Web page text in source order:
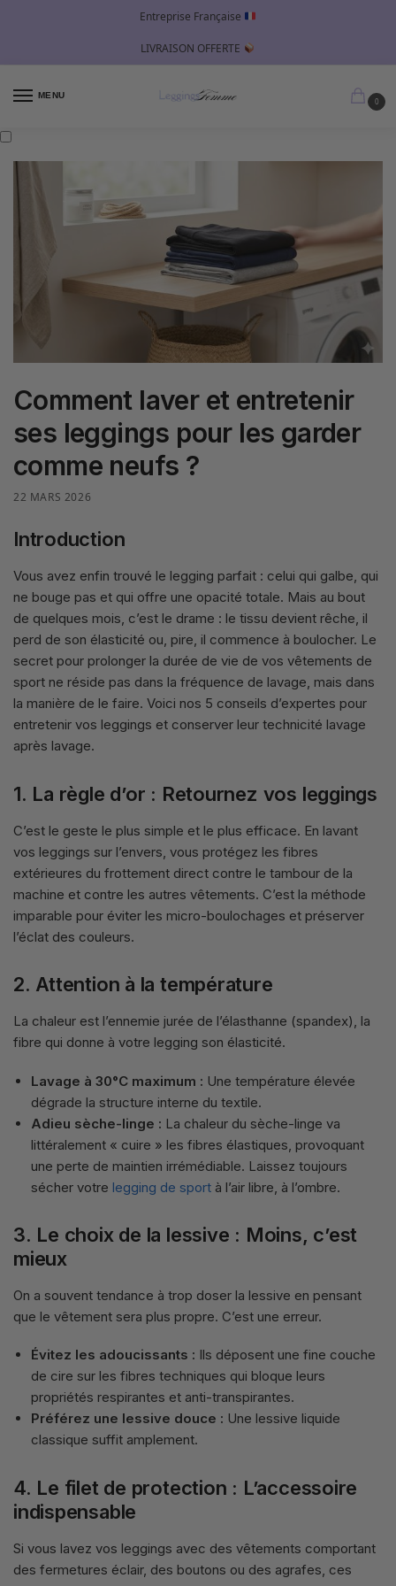
Entreprise Française
LIVRAISON OFFERTE
MENU
0
Comment laver et entretenir
ses leggings pour les garder
comme neufs ?
22 MARS 2026
Introduction
Vous avez enfin trouvé le legging parfait : celui qui galbe, qui
ne bouge pas et qui offre une opacité totale. Mais au bout
de quelques mois, c’est le drame : le tissu devient rêche, il
perd de son élasticité ou, pire, il commence à boulocher. Le
secret pour prolonger la durée de vie de vos vêtements de
sport ne réside pas dans la fréquence de lavage, mais dans
la manière de le faire. Voici nos 5 conseils d’expertes pour
entretenir vos leggings et conserver leur technicité lavage
après lavage.
1. La règle d’or : Retournez vos leggings
C’est le geste le plus simple et le plus efficace. En lavant
vos leggings sur l’envers, vous protégez les fibres
extérieures du frottement direct contre le tambour de la
machine et contre les autres vêtements. C’est la méthode
imparable pour éviter les micro-boulochages et préserver
l’éclat des couleurs.
2. Attention à la température
La chaleur est l’ennemie jurée de l’élasthanne (spandex), la
fibre qui donne à votre legging son élasticité.
Lavage à 30°C maximum : Une température élevée
dégrade la structure interne du textile.
Adieu sèche-linge : La chaleur du sèche-linge va
littéralement « cuire » les fibres élastiques, provoquant
une perte de maintien irrémédiable. Laissez toujours
sécher votre legging de sport à l’air libre, à l’ombre.
3. Le choix de la lessive : Moins, c’est
mieux
On a souvent tendance à trop doser la lessive en pensant
que le vêtement sera plus propre. C’est une erreur.
Évitez les adoucissants : Ils déposent une fine couche
de cire sur les fibres techniques qui bloque leurs
propriétés respirantes et anti-transpirantes.
Préférez une lessive douce : Une lessive liquide
classique suffit amplement.
4. Le filet de protection : L’accessoire
indispensable
Si vous lavez vos leggings avec des vêtements comportant
des fermetures éclair, des boutons ou des agrafes, ces